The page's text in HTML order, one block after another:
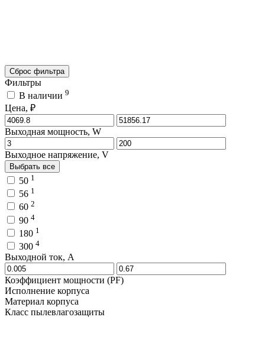
Сброс фильтра
Фильтры
В наличии 9
Цена, ₽
Выходная мощность, W
Выходное напряжение, V
Выбрать все
50 1
56 1
60 2
90 4
180 1
300 4
Выходной ток, A
Коэффициент мощности (PF)
Исполнение корпуса
Материал корпуса
Класс пылевлагозащиты